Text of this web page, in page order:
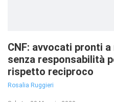
CNF: avvocati pronti
senza responsabilità
rispetto reciproco
Rosalia Ruggieri